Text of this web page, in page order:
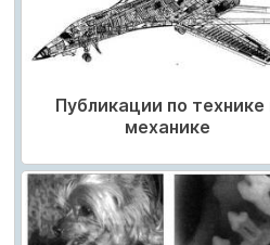
Публикации по технике
механике